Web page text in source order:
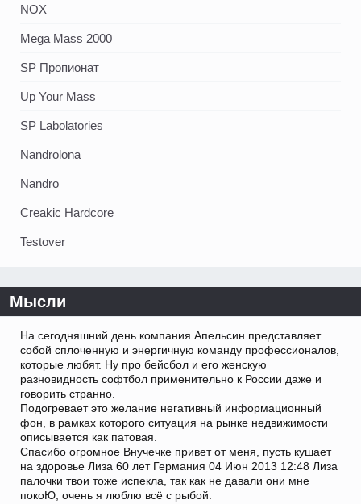
NOX
Mega Mass 2000
SP Пропионат
Up Your Mass
SP Labolatories
Nandrolona
Nandro
Creakic Hardcore
Testover
Мысли
На сегодняшний день компания Апельсин представляет
собой сплоченную и энергичную команду профессионалов,
которые любят. Ну про бейсбол и его женскую
разновидность софтбол применительно к России даже и
говорить странно.
Подогревает это желание негативный информационный
фон, в рамках которого ситуация на рынке недвижимости
описывается как патовая.
Спасибо огромное Внучечке привет от меня, пусть кушает
на здоровье Лиза 60 лет Германия 04 Июн 2013 12:48 Лиза
палочки твои тоже испекла, так как не давали они мне
покоЮ, очень я люблю всё с рыбой.